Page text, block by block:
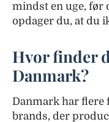
mindst en uge, før
opdager du, at du
Hvor finder
Danmark?
Danmark har flere
brands, der